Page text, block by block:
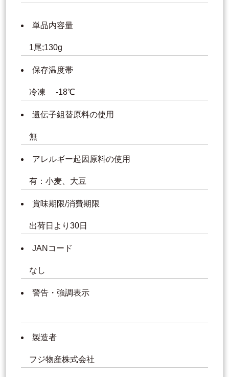
単品内容量
1尾;130g
保存温度帯
冷凍 -18℃
遺伝子組替原料の使用
無
アレルギー起因原料の使用
有：小麦、大豆
賞味期限/消費期限
出荷日より30日
JANコード
なし
警告・強調表示
製造者
フジ物産株式会社